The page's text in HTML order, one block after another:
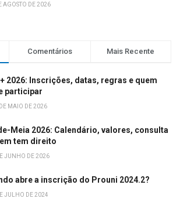
AGOSTO DE 2026
Comentários Mais Recente
2026: Inscrições, datas, regras e quem
participar
MAIO DE 2026
Meia 2026: Calendário, valores, consulta
tem direito
JUNHO DE 2026
abre a inscrição do Prouni 2024.2?
JULHO DE 2024